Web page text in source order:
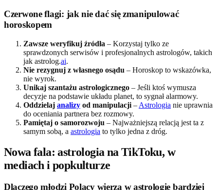
Czerwone flagi: jak nie dać się zmanipulować
horoskopem
Zawsze weryfikuj źródła – Korzystaj tylko ze
sprawdzonych serwisów i profesjonalnych astrologów, takich
jak astrolog.ai.
Nie rezygnuj z własnego osądu – Horoskop to wskazówka,
nie wyrok.
Unikaj szantażu astrologicznego – Jeśli ktoś wymusza
decyzje na podstawie układu planet, to sygnał alarmowy.
Oddzielaj analizy od manipulacji – Astrologia nie uprawnia
do oceniania partnera bez rozmowy.
Pamiętaj o samorozwoju – Najważniejszą relacją jest ta z
samym sobą, a astrologia to tylko jedna z dróg.
Nowa fala: astrologia na TikToku, w
mediach i popkulturze
Dlaczego młodzi Polacy wierzą w astrologię bardziej